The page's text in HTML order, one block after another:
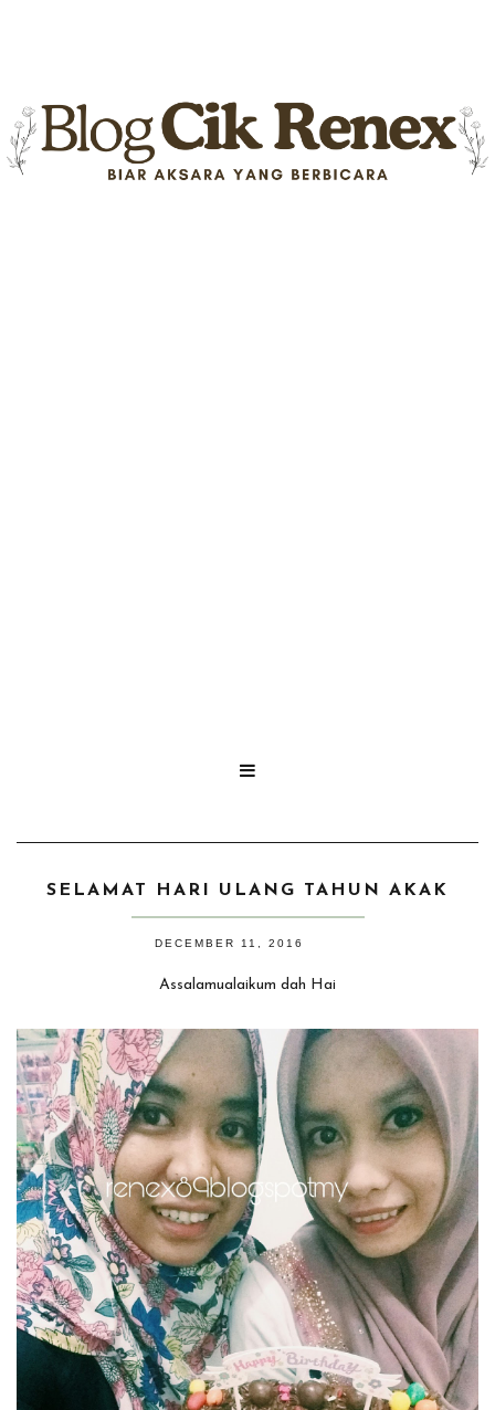

SELAMAT HARI ULANG TAHUN AKAK
DECEMBER 11, 2016
Assalamualaikum dah Hai